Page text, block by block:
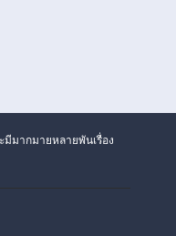
มากมายหลายพันเรื่อง